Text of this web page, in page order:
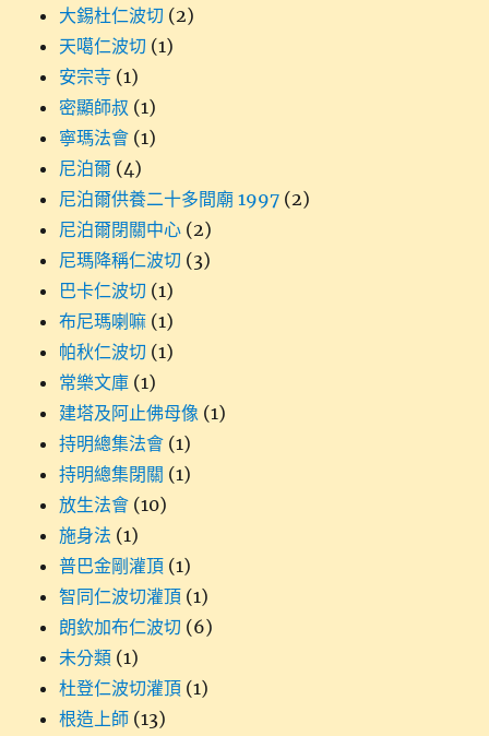
大錫杜仁波切 (2)
天噶仁波切 (1)
安宗寺 (1)
密顯師叔 (1)
寧瑪法會 (1)
尼泊爾 (4)
尼泊爾供養二十多間廟 1997 (2)
尼泊爾閉關中心 (2)
尼瑪降稱仁波切 (3)
巴卡仁波切 (1)
布尼瑪喇嘛 (1)
帕秋仁波切 (1)
常樂文庫 (1)
建塔及阿止佛母像 (1)
持明總集法會 (1)
持明總集閉關 (1)
放生法會 (10)
施身法 (1)
普巴金剛灌頂 (1)
智同仁波切灌頂 (1)
朗欽加布仁波切 (6)
未分類 (1)
杜登仁波切灌頂 (1)
根造上師 (13)